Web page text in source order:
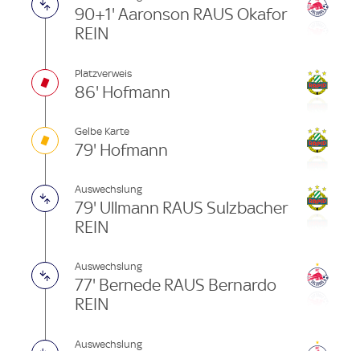
90+1' Aaronson RAUS Okafor
REIN
Platzverweis
86' Hofmann
Gelbe Karte
79' Hofmann
Auswechslung
79' Ullmann RAUS Sulzbacher
REIN
Auswechslung
77' Bernede RAUS Bernardo
REIN
Auswechslung